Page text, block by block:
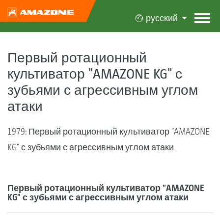
русский
Первый ротационный
культиватор "AMAZONE KG" с
зубьями с агрессивным углом
атаки
1979: Первый ротационный культиватор "AMAZONE
KG" с зубьями с агрессивным углом атаки
Первый ротационный культиватор "AMAZONE
KG" с зубьями с агрессивным углом атаки